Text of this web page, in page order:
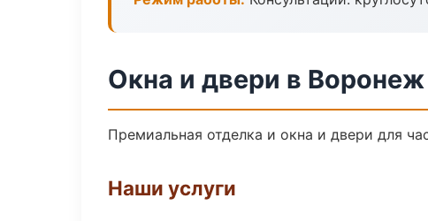
Окна и двери в Воронеж
Премиальная отделка и окна и двери для
Наши услуги